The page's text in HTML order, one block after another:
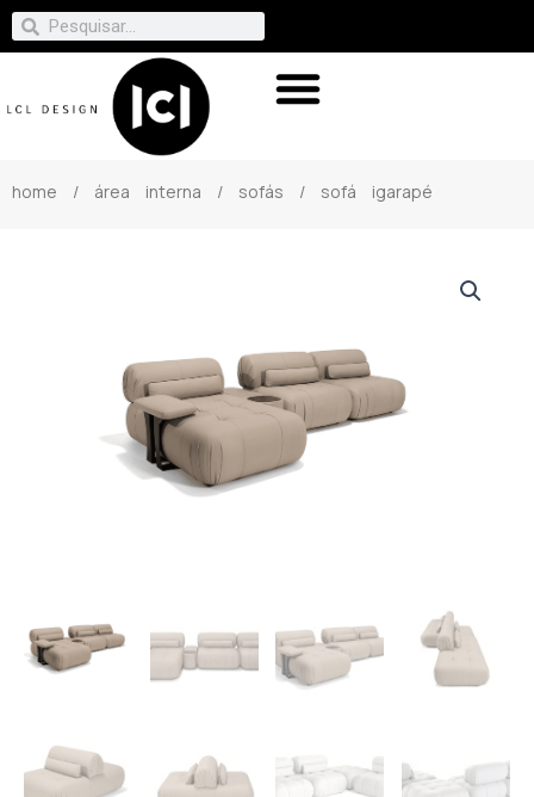
home / área interna / sofás / sofá igarapé